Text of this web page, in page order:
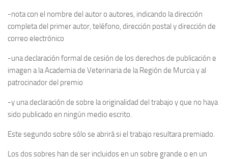
-nota con el nombre del autor o autores, indicando la dirección
completa del primer autor, teléfono, dirección postal y dirección de
correo electrónico
-una declaración formal de cesión de los derechos de publicación e
imagen a la Academia de Veterinaria de la Región de Murcia y al
patrocinador del premio
-y una declaración de sobre la originalidad del trabajo y que no haya
sido publicado en ningún medio escrito.
Este segundo sobre sólo se abrirá si el trabajo resultara premiado.
Los dos sobres han de ser incluidos en un sobre grande o en un